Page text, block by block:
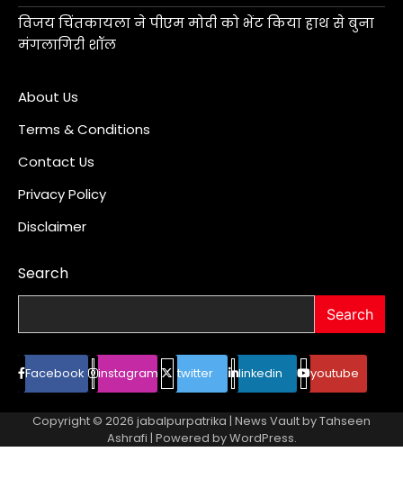
विजय चिंतकायला ने पीएम मोदी को भेंट किया हाथ से बुना
मंगलागिरी शॉल
About Us
Terms & Conditions
Contact Us
Privacy Policy
Disclaimer
Search
Search
Facebook instagram twitter linkedin youtube
Copyright © 2026 jabalpurpatrika | News Vault byTahseen
Ashrafi | Powered byWordPress.